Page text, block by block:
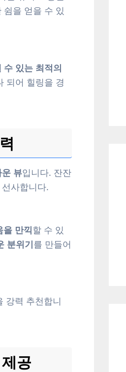
을 얻을 수 있
수 있는 최적의
되어 힐링을 경
뷰입니다. 잔잔
사합니다.
을 만끽할 수 있
분위기를 만들어
강력 추천합니
공